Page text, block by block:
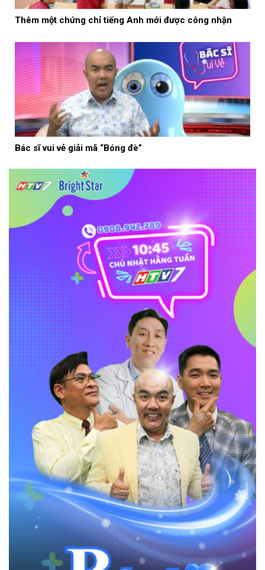
Thêm một chứng chỉ tiếng Anh mới được công nhận
Bác sĩ vui vẻ giải mã “Bóng đè”